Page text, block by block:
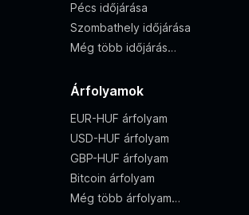
Pécs időjárása
Szombathely időjárása
Még több időjárás…
Árfolyamok
EUR-HUF árfolyam
USD-HUF árfolyam
GBP-HUF árfolyam
Bitcoin árfolyam
Még több árfolyam…